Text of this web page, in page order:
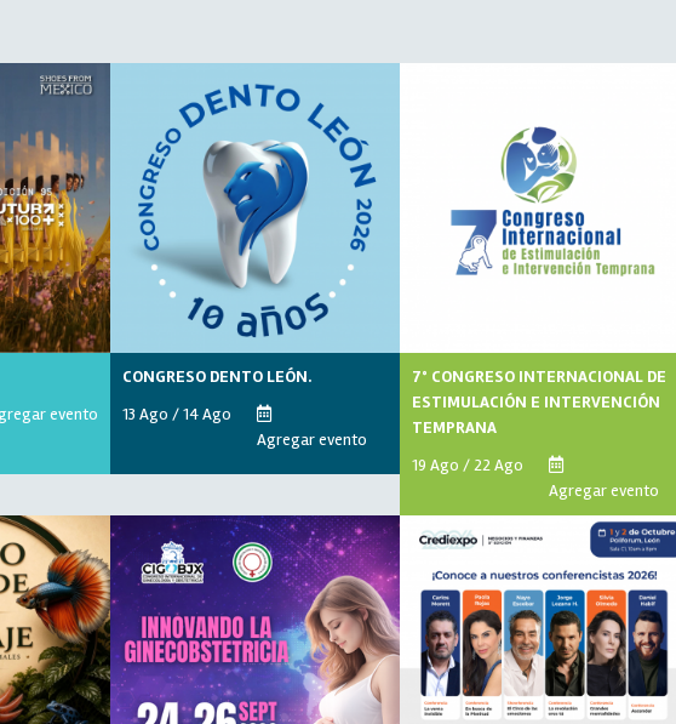
evento
CONGRESO DENTO LEÓN.
13 Ago / 14 Ago
Agregar evento
7° CONGRESO INTERNACIONAL DE
ESTIMULACIÓN E INTERVENCIÓN
TEMPRANA
19 Ago / 22 Ago
Agregar evento